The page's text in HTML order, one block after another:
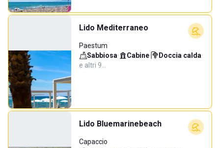
Lido Mediterraneo
Paestum
Sabbiosa· Cabine· Doccia calda·
e altri 9…
Lido Bluemarinebeach
Capaccio